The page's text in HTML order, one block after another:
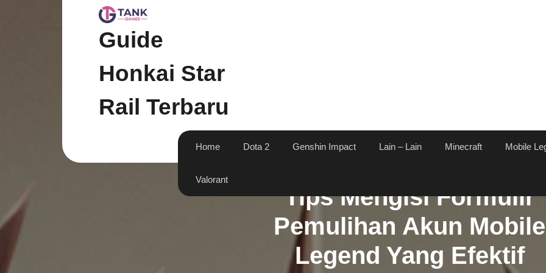
Guide
Honkai Star
Rail Terbaru
Home Dota 2 Genshin Impact Lain – Lain Minecraft Mobile
Valorant
Tips Mengisi Formulir
Pemulihan Akun Mobile
Legend Yang Efektif